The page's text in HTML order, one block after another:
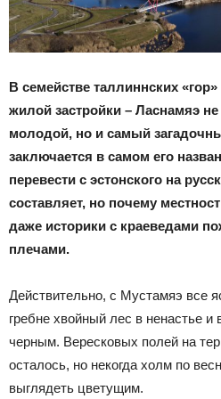
В семействе таллиннских
жилой застройки – Ласнамяэ
молодой, но и самый
заключается в самом его
перевести с эстонского на
составляет, но почему
даже историки с краеведами
плечами.
Действительно, с Мустамяэ все
гребне хвойный лес в ненастье и
черным. Вересковых полей на
осталось, но некогда холм по
выглядеть цветущим.